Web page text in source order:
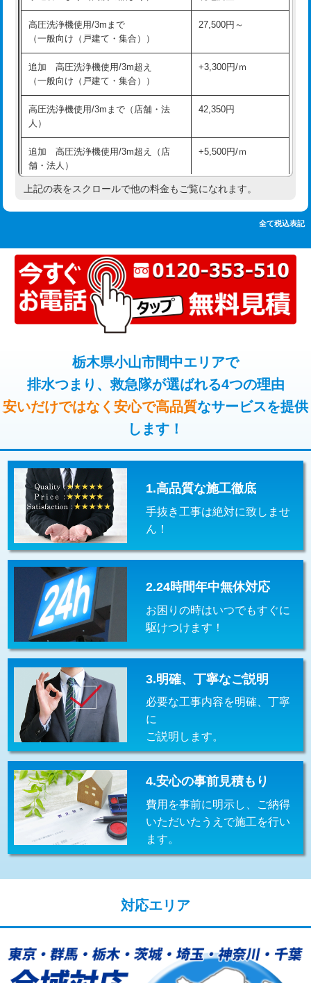
追加人工 16,500円
廃棄・処分 現場見積
※給水管工事は20mmまでの価格です。
持込商品取付（混合水栓）
持込商品取付（浄水器・分岐水栓） 16,500円
業）
排水管工事（追加 排水管工事/3ｍ超
え）
マス交換（土の掘削・埋め戻し作業） 11,000円~
マス交換（深さ50㎝以上） 66,000円
コンクリート斫り（厚さ10㎝まで） 27,500円
コンクリート斫り（厚さ10㎝超え） 38,500円
モルタル補修（厚さ10㎝まで） 27,500円
モルタル補修（厚さ10㎝超え） 38,500円
追加人工 16,500円
高圧洗浄機使用/3mまで
（一般向け（戸建て・集合））
27,500円～
追加 高圧洗浄機使用/3m超え
（一般向け（戸建て・集合））
+3,300円/ｍ
高圧洗浄機使用/3mまで（店舗・法
人）
42,350円
追加 高圧洗浄機使用/3m超え（店
舗・法人）
+5,500円/ｍ
高度高圧洗浄換 現地調査
トーラー機使用/3mまで 33,000円
追加トーラー機使用/3m超え +3,300円
カメラ調査 33,000円
止水・漏水調査・防水処理・清掃・修
理・調整・分解・加工など（軽作業）
11,000円
止水・漏水調査・防水処理・清掃・修
理・調整・分解・加工など（中作業）
22,000円
止水・漏水調査・防水処理・清掃・修
理・調整・分解・加工など（重作業）
33,000円
その他部品の脱着 8,800円～
交換・取付（タンク） 22,000円+材料費
交換・取付(単水栓（壁付・デッキ
式）)
13,200円+材料費
交換・取付(混合水栓（壁付・デッキ
式・ワンホール）)
16,500円+材料費
交換・取付(排水栓・排水トラップ
（P/S/ポップアップ））
22,000円+材料費
交換・取付（その他部品） 11,000円+材料費
持込商品取付（単水栓） 13,200円
持込商品取付（混合水栓） 16,500円
持込商品取付（浄水器・分岐水栓） 16,500円
給水管工事※（ホール加工) 16,500円
給水管工事※（バンド止め) 3,300円
給水管工事※（支持金具設置)
業)
給水管工事※（塩ビ管（VP・HI）使
用/3ｍまで)
33,000円
上記の表をスクロールで他の料金もご覧になれます。
全て税込表記
栃木県小山市間中エリアで
排水つまり、救急隊が選ばれる4つの理由
安いだけではなく安心で高品質なサービスを提供
します！
1.高品質な施工徹底
手抜き工事は絶対に致しませ
ん！
2.24時間年中無休対応
お困りの時はいつでもすぐに
駆けつけます！
3.明確、丁寧なご説明
必要な工事内容を明確、丁寧
に
ご説明します。
4.安心の事前見積もり
費用を事前に明示し、ご納得
いただいたうえで施工を行い
ます。
対応エリア